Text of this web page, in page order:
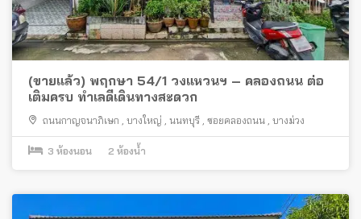
(ขายแล้ว) พฤกษา 54/1 วงแหวนฯ – คลองถนน ต่อ
เติมครบ ทำเลดีเดินทางสะดวก
ถนนกาญจนาภิเษก , บางใหญ่ , นนทบุรี , ซอยคลองถนน , บางม่วง
3 ห้องนอน 2 ห้องน้ำ